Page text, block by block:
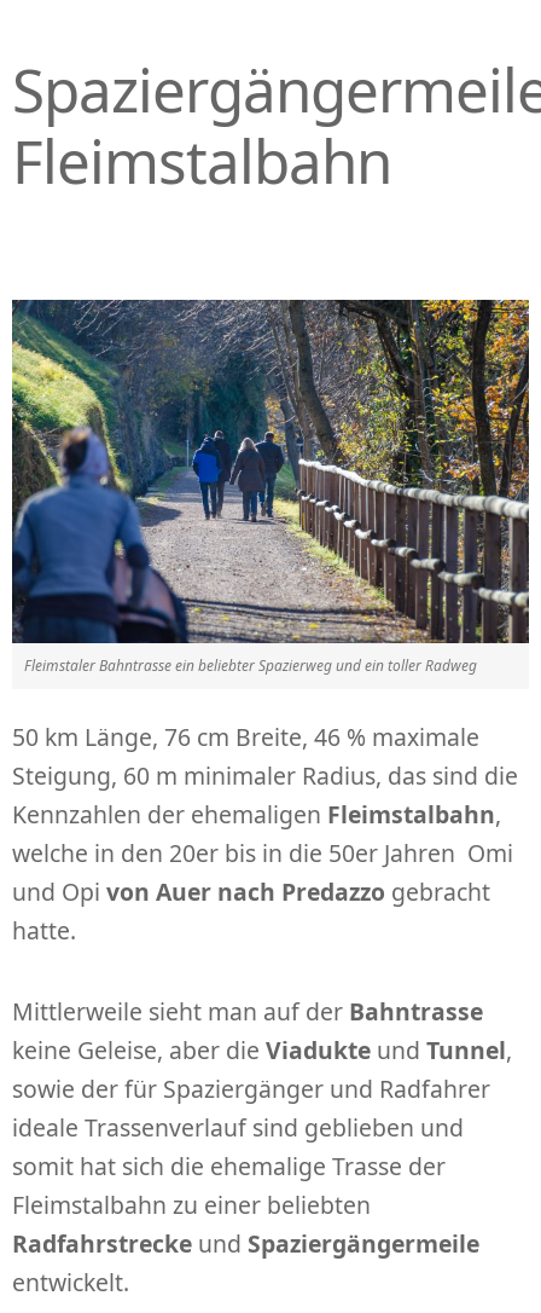
Fleimstalbahn
Fleimstaler Bahntrasse ein beliebter Spazierweg und ein toller Radweg
50 km Länge, 76 cm Breite, 46 % maximale
Steigung, 60 m minimaler Radius, das sind die
Kennzahlen der ehemaligen Fleimstalbahn,
welche in den 20er bis in die 50er Jahren Omi
und Opi von Auer nach Predazzo gebracht
hatte.
Mittlerweile sieht man auf der Bahntrasse
keine Geleise, aber die Viadukte und Tunnel,
sowie der für Spaziergänger und Radfahrer
ideale Trassenverlauf sind geblieben und
somit hat sich die ehemalige Trasse der
Fleimstalbahn zu einer beliebten
Radfahrstrecke und Spaziergängermeile
entwickelt.